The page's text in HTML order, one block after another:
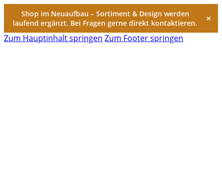
Shop im Neuaufbau – Sortiment & Design werden
laufend ergänzt. Bei Fragen gerne direkt kontaktieren.
×
Zum Hauptinhalt springen Zum Footer springen